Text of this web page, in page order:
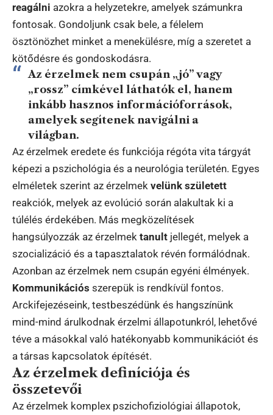
reagálni azokra a helyzetekre, amelyek számunkra
fontosak. Gondoljunk csak bele, a félelem
ösztönözhet minket a menekülésre, míg a szeretet a
kötődésre és gondoskodásra.
Az érzelmek nem csupán „jó” vagy
„rossz” címkével láthatók el, hanem
inkább hasznos információforrások,
amelyek segítenek navigálni a
világban.
Az érzelmek eredete és funkciója régóta vita tárgyát
képezi a pszichológia és a neurológia területén. Egyes
elméletek szerint az érzelmek velünk született
reakciók, melyek az evolúció során alakultak ki a
túlélés érdekében. Más megközelítések
hangsúlyozzák az érzelmek tanult jellegét, melyek a
szocializáció és a tapasztalatok révén formálódnak.
Azonban az érzelmek nem csupán egyéni élmények.
Kommunikációs szerepük is rendkívül fontos.
Arckifejezéseink, testbeszédünk és hangszínünk
mind-mind árulkodnak érzelmi állapotunkról, lehetővé
téve a másokkal való hatékonyabb kommunikációt és
a társas kapcsolatok építését.
Az érzelmek definíciója és
összetevői
Az érzelmek komplex pszichofiziológiai állapotok,